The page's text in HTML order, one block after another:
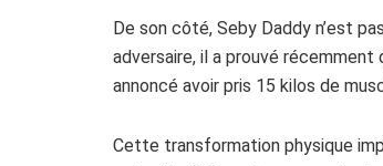
De son côté, Seby Daddy n’est
adversaire, il a prouvé
annoncé avoir pris 15 kilos de
Cette transformation physique